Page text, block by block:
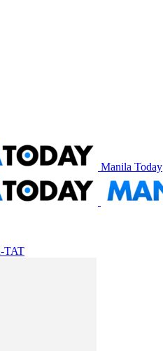
Manila Today
TAT